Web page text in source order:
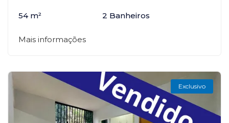
54 m² 2 Banheiros
Mais informações
Exclusivo